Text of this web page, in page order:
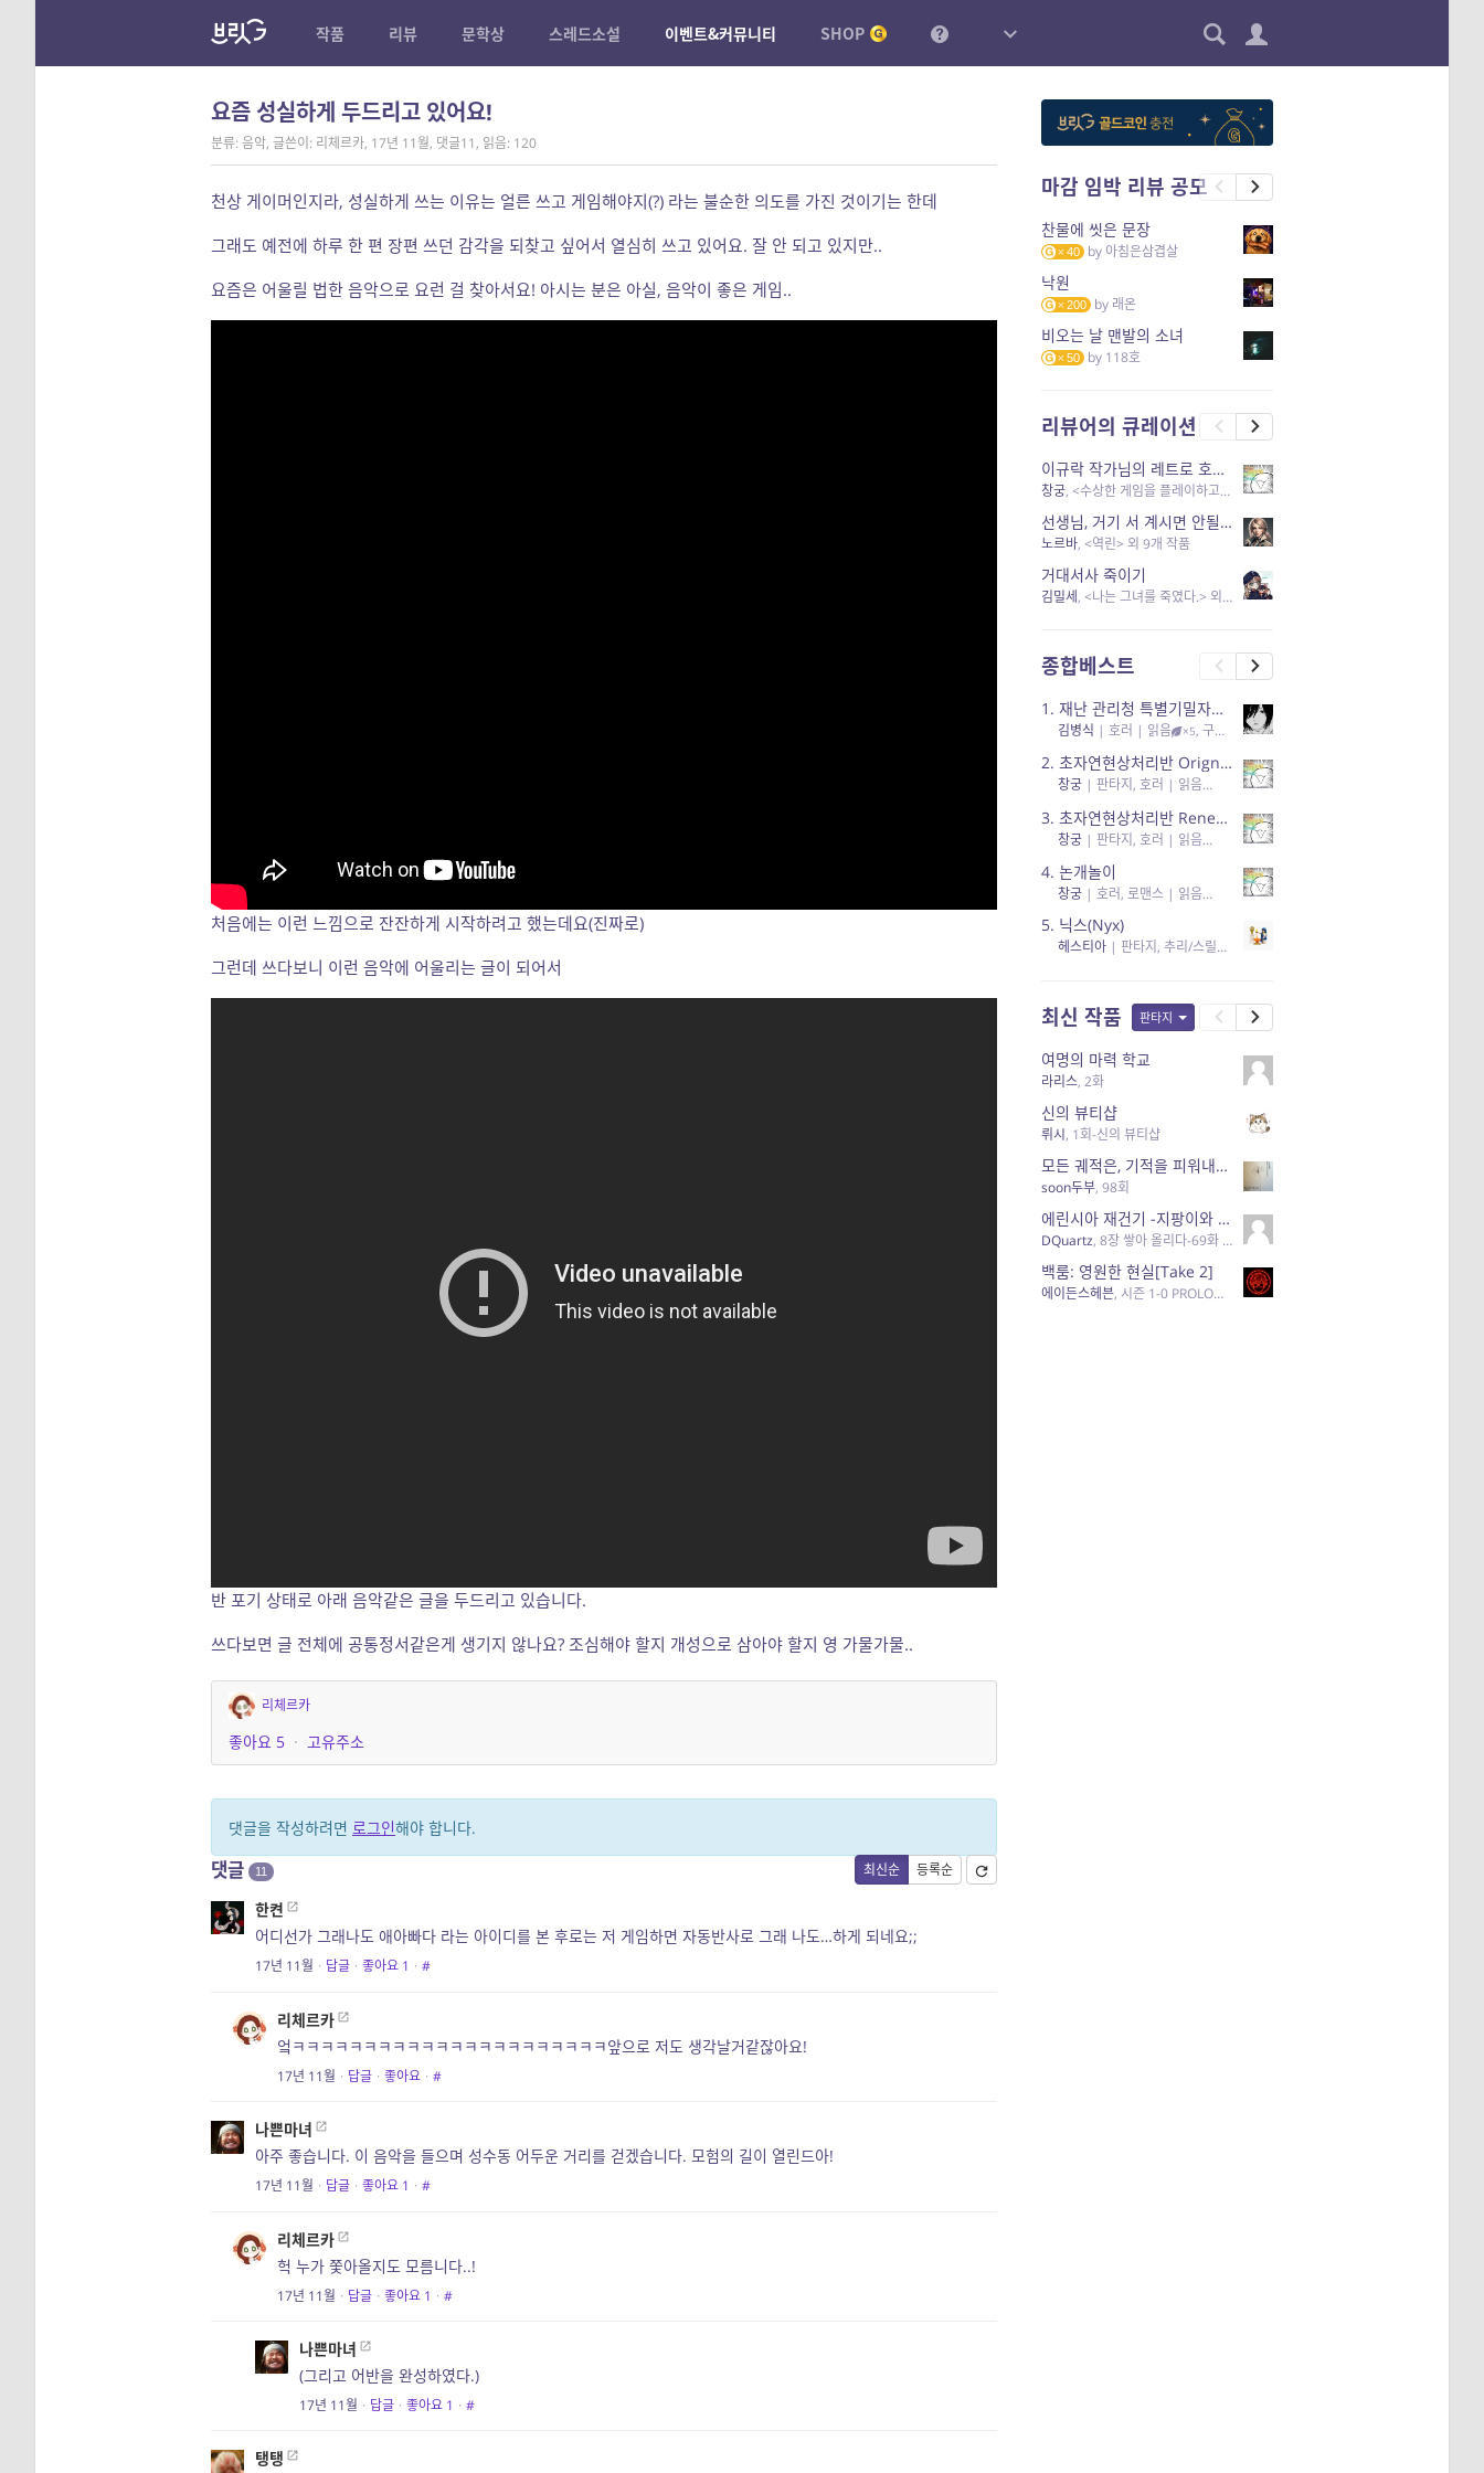
작품 리뷰 문학상 스레드소설 이벤트&커뮤니티 SHOP
요즘 성실하게 두드리고 있어요!
분류: 음악, 글쓴이: 리체르카, 17년 11월, 댓글11 , 읽음: 120
천상 게이머인지라, 성실하게 쓰는 이유는 얼른 쓰고 게임해야지(?) 라는 불순한 의도를 가진 것이기는 한데
그래도 예전에 하루 한 편 장편 쓰던 감각을 되찾고 싶어서 열심히 쓰고 있어요. 잘 안 되고 있지만..
요즘은 어울릴 법한 음악으로 요런 걸 찾아서요! 아시는 분은 아실, 음악이 좋은 게임..
처음에는 이런 느낌으로 잔잔하게 시작하려고 했는데요(진짜로)
그런데 쓰다보니 이런 음악에 어울리는 글이 되어서
반 포기 상태로 아래 음악같은 글을 두드리고 있습니다.
쓰다보면 글 전체에 공통정서같은게 생기지 않나요? 조심해야 할지 개성으로 삼아야 할지 영 가물가물..
리체르카
좋아요 5 · 고유주소
댓글을 작성하려면 로그인해야 합니다.
최신순 등록순
댓글 11
한켠
어디선가 그래나도 애아빠다 라는 아이디를 본 후로는 저 게임하면 자동반사로 그래 나도…하게 되네요;;
17년 11월 · 답글 · 좋아요 1 · #
리체르카
엌ㅋㅋㅋㅋㅋㅋㅋㅋㅋㅋㅋㅋㅋㅋㅋㅋㅋㅋㅋㅋㅋㅋ앞으로 저도 생각날거같잖아요!
17년 11월 · 답글 · 좋아요 · #
나쁜마녀
아주 좋습니다. 이 음악을 들으며 성수동 어두운 거리를 걷겠습니다. 모험의 길이 열린드아!
17년 11월 · 답글 · 좋아요 1 · #
리체르카
헉 누가 쫓아올지도 모름니다..!
17년 11월 · 답글 · 좋아요 1 · #
나쁜마녀
(그리고 어반을 완성하였다.)
17년 11월 · 답글 · 좋아요 1 · #
탱탱
마감 임박 리뷰 공모
찬물에 씻은 문장
40 by 아침은삼겹살
낙원
200 by 래온
비오는 날 맨발의 소녀
50 by 118호
리뷰어의 큐레이션
이규락 작가님의 레트로 호러 리뷰
창궁, <수상한 게임을 플레이하고 있어> 외 3개 작품
선생님, 거기 서 계시면 안될 것 같은데요-역할 클리셰를 비튼 작품들
노르바, <역린> 외 9개 작품
거대서사 죽이기
김밀세, <나는 그녀를 죽였다.> 외 1개 작품
종합베스트
1. 재난 관리청 특별기밀자료들
김병식 | 호러 | 읽음 ×5, 구독 , 응원95, 리뷰3
2. 초자연현상처리반 Orignal + True Ending
창궁| 판타지, 호러 | 읽음 , 구독 , 응원6
3. 초자연현상처리반 Renewal
창궁| 판타지, 호러 | 읽음 , 구독 , 응원82, 리뷰4
4. 논개놀이
창궁| 호러, 로맨스| 읽음 , 공감11, 응원25
5. 닉스(Nyx)
헤스티아| 판타지, 추리/스릴러 | 읽음
최신 작품 판타지
여명의 마력 학교
라리스, 2화
신의 뷰티샵
뤼시, 1회-신의 뷰티샵
모든 궤적은, 기적을 피워내기 위해 있다.
soon두부, 98회
에린시아 재건기 -지팡이와 깃펜의 시대-
DQuartz, 8장 쌓아 올리다-69화 다가오다.
백룸: 영원한 현실[Take 2]
에이든스헤븐, 시즌 1-0 PROLOGUE